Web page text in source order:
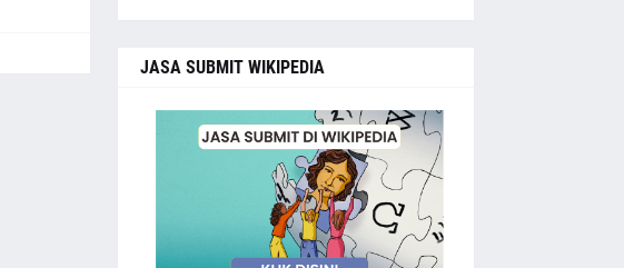
JASA SUBMIT WIKIPEDIA